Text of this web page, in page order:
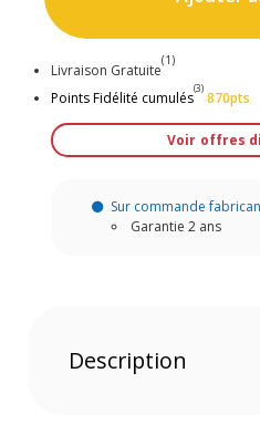
Livraison Gratuite
(1)
Points Fidélité cumulés
(3)
870pts
Voir offres
Sur commande
Garantie 2 ans
Description